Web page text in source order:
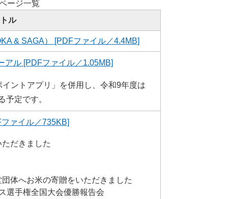
ージ一覧
ル
& SAGA） [PDFファイル／4.4MB]
アル [PDFファイル／1.05MB]
ントアプリ」を併用し、令和9年度は
予定です。
ァイル／735KB]
だきました
体へお米の寄贈をいただきました
選手権全国大会優勝報告会